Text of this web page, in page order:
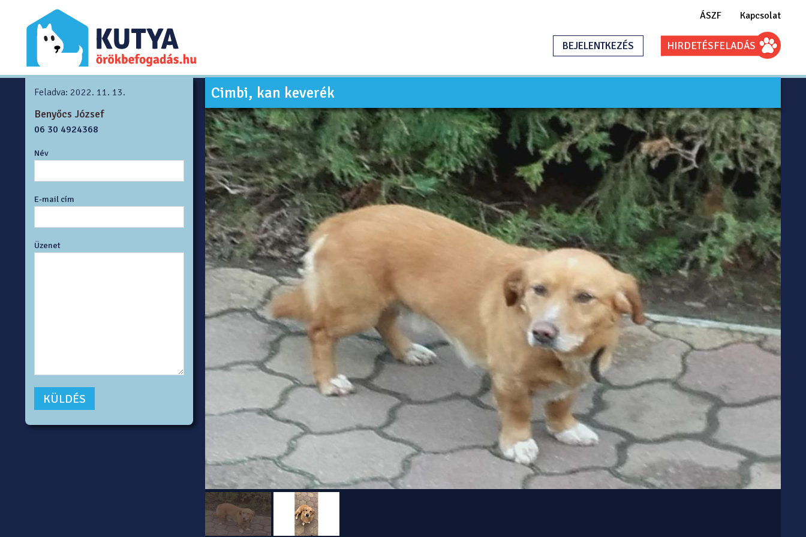
ÁSZF Kapcsolat
BEJELENTKEZÉS HIRDETÉSFELADÁS
Cimbi, kan keverék
Feladva: 2022. 11. 13.
Benyőcs József
06 30 4924368
Név
E-mail cím
Üzenet